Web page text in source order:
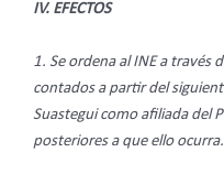
IV. EFECTOS
1. Se ordena al INE a través
contados a partir del
Suastegui como afiliada del
posteriores a que ello ocurra.